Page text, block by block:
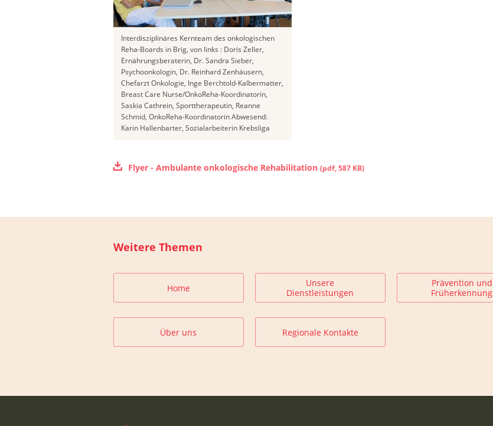
Interdisziplinäres Kernteam des onkologischen
Reha-Boards in Brig, von links : Doris Zeller,
Ernährungsberaterin, Dr. Sandra Sieber,
Psychoonkologin, Dr. Reinhard Zenhäusern,
Chefarzt Onkologie, Inge Berchtold-Kalbermatter,
Breast Care Nurse/OnkoReha-Koordinatorin,
Saskia Cathrein, Sporttherapeutin, Reanne
Schmid, OnkoReha-Koordinatorin Abwesend:
Karin Hallenbarter, Sozialarbeiterin Krebsliga
Flyer - Ambulante onkologische Rehabilitation (pdf,587 KB)
Weitere Themen
Home
Unsere
Dienstleistungen
Prävention und
Früherkennung
Über uns Regionale Kontakte